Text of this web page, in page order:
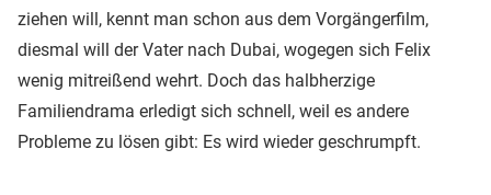
ziehen will, kennt man schon aus dem Vorgängerfilm,
diesmal will der Vater nach Dubai, wogegen sich Felix
wenig mitreißend wehrt. Doch das halbherzige
Familiendrama erledigt sich schnell, weil es andere
Probleme zu lösen gibt: Es wird wieder geschrumpft.